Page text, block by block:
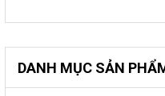
DANH MỤC SẢN